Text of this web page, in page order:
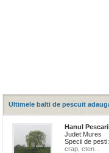
Ultimele balti de pescuit
Hanul
Judet:Mures
Specii de pesti:
crap, cten...